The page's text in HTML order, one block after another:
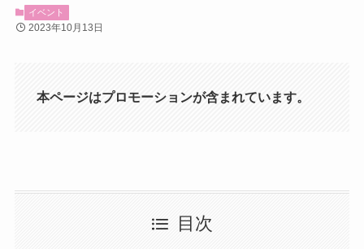
イベント
2023年10月13日
本ページはプロモーションが含まれています。
目次